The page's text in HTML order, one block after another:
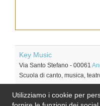
Key Music
Via Santo Stefano - 00061
Scuola di canto, musica,
MUSIK scuola di musica
Via monte bianco -00060
Utilizziamo i cookie per